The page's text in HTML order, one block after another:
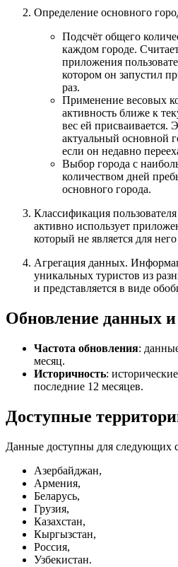
Определение основного
Подсчёт общего
каждом городе.
приложения
котором он запустил
раз.
Применение весовых
активность ближе к
вес ей присваивается.
актуальный основной
если он недавно
Выбор города с
количеством дней
основного города.
Классификация
активно использует
который не является для
Агрегация данных.
уникальных туристов из
и представляется в виде
Обновление данных и
Частота обновления:
месяц.
Историчность:
последние 12 месяцев.
Доступные
Данные доступны для следующих
Азербайджан,
Армения,
Беларусь,
Грузия,
Казахстан,
Кыргызстан,
Россия,
Узбекистан.